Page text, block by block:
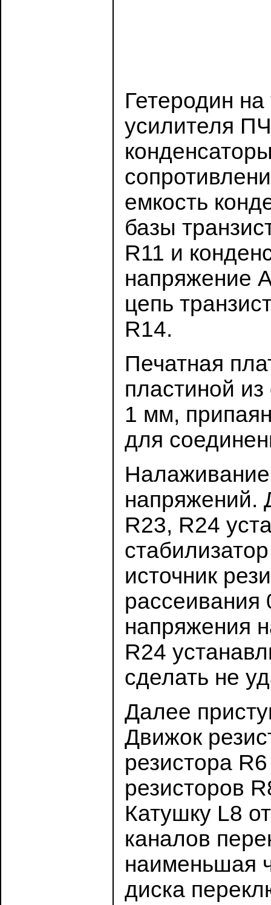
Гетеродин
усилителя
емкость
базы
R11 и
напряжение
цепь
R14.
Печатная
пластиной
1 мм,
для
напряжений.
R23, R24
источник
рассеивания
напряжения
R24
сделать не
Далее
Движок
резистора
резисторов
Катушку L8
каналов
наименьшая
диска